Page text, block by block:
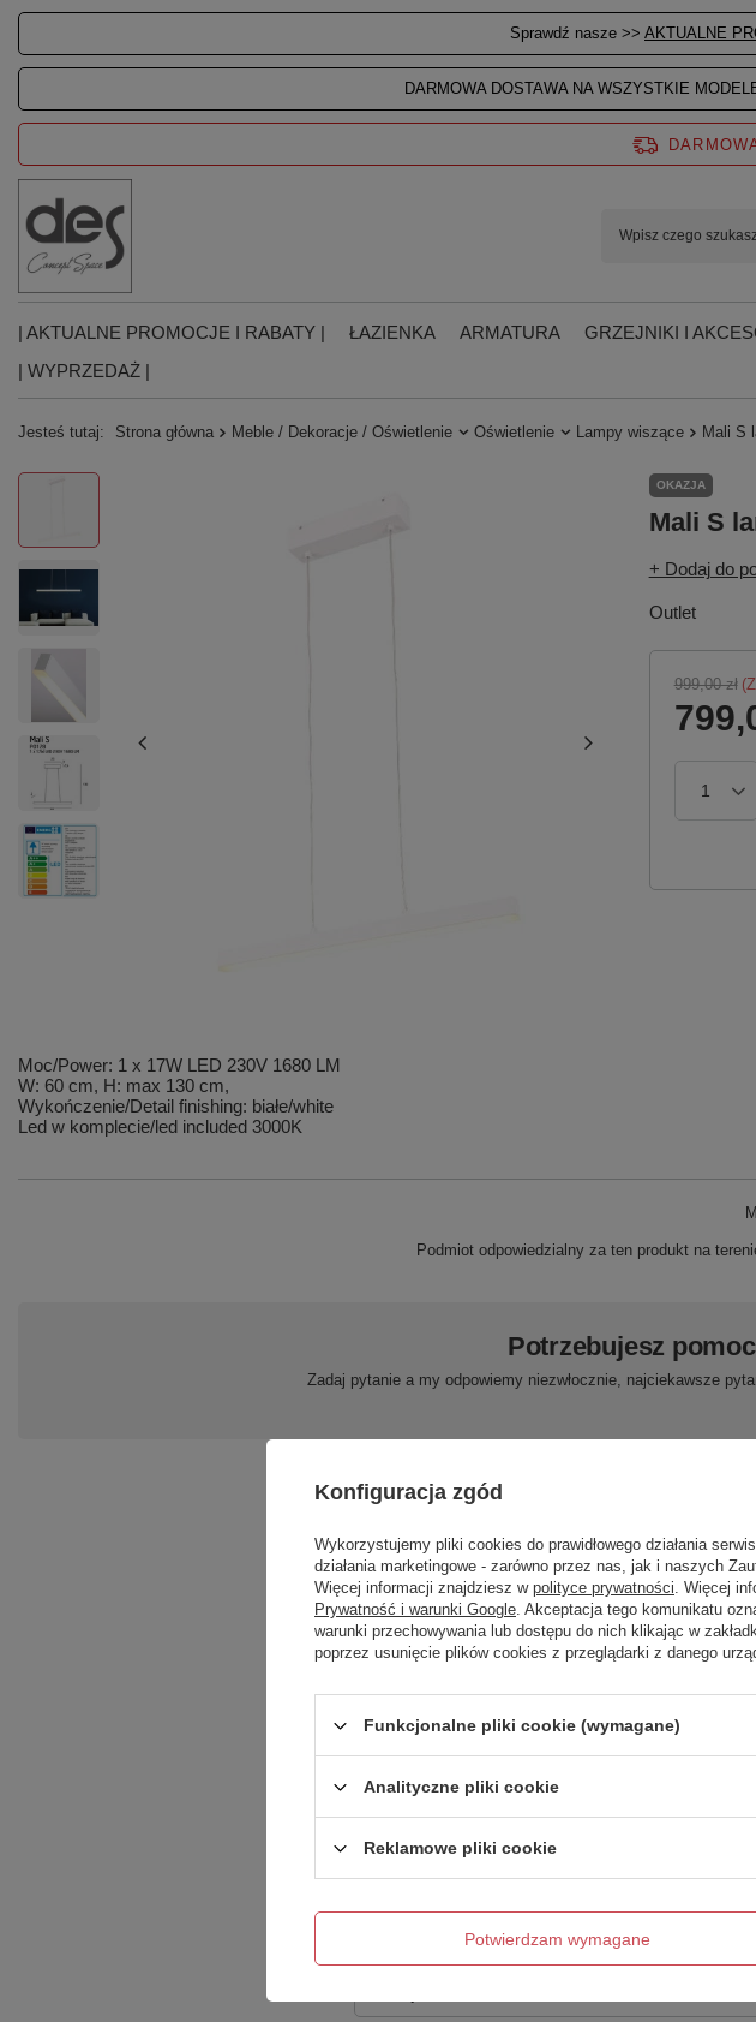
Sprawdź nasze >> AKTUALNE
DARMOWA DOSTAWA NA WSZYSTKIE
| AKTUALNE PROMOCJE I RABATY | ŁAZIENKA ARMATURA GRZEJNIKI I
| WYPRZEDAŻ |
Jesteś tutaj: Strona główna Meble / Dekoracje / Oświetlenie Oświetlenie Lampy wiszące Mali S
OKAZJA
Mali S
+ Dodaj do
Outlet
999,00 zł
Moc/Power: 1 x 17W LED 230V 1680 LM
W: 60 cm, H: max 130 cm,
Wykończenie/Detail finishing: białe/white
Led w komplecie/led included 3000K
Podmiot odpowiedzialny za ten produkt na
Potrzebujesz
Zadaj pytanie a my odpowiemy niezwłocznie, najciekawsze
Dodaj własne zdjęcie produktu:
Konfiguracja zgód
Wykorzystujemy pliki cookies do prawidłowego działania
działania marketingowe - zarówno przez nas, jak i naszych
Więcej informacji znajdziesz w polityce prywatności. Więcej
Prywatność i warunki Google. Akceptacja tego komunikatu
warunki przechowywania lub dostępu do nich klikając w
poprzez usunięcie plików cookies z przeglądarki z danego
Funkcjonalne pliki cookie (wymagane)
Analityczne pliki cookie
Reklamowe pliki cookie
Potwierdzam wymagane